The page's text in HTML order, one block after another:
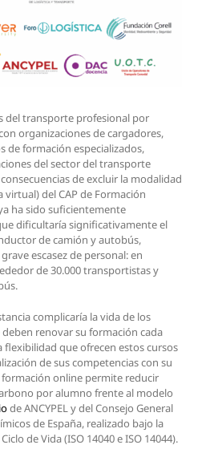
del transporte profesional por
organizaciones de cargadores,
de formación especializados,
del sector del transporte
de excluir la modalidad
del CAP de Formación
ha sido suficientemente
dificultaría significativamente el
de camión y autobús,
escasez de personal: en
de 30.000 transportistas y
complicaría la vida de los
renovar su formación cada
flexibilidad que ofrecen estos cursos
de sus competencias con su
online permite reducir
por alumno frente al modelo
de ANCYPEL y del Consejo General
de España, realizado bajo la
de Vida (ISO 14040 e ISO 14044).